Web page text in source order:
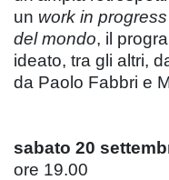
un work in progress
del mondo, il
ideato, tra gli altri,
da Paolo Fabbri e
sabato 20
ore 19.00